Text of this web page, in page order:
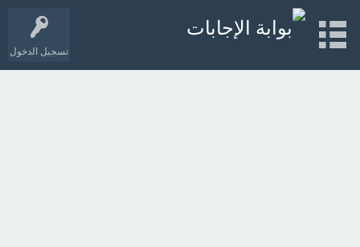
تسجيل الدخول